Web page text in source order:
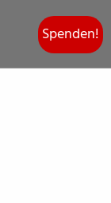
Spenden!